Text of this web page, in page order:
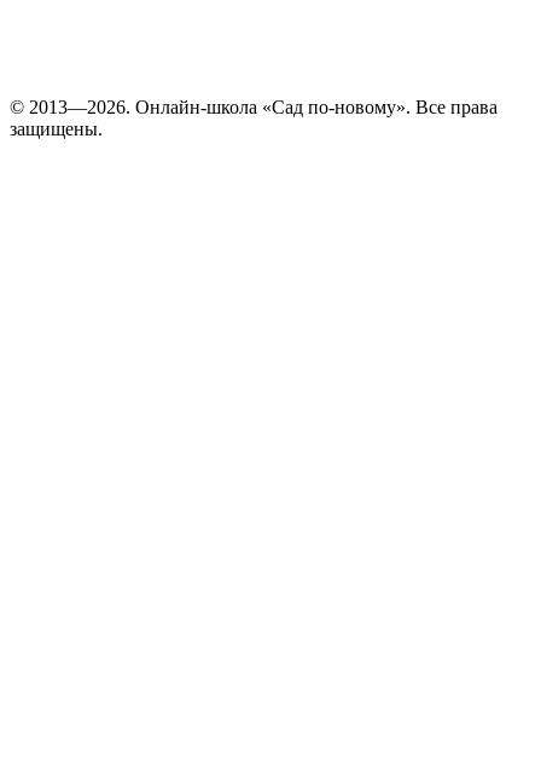
© 2013—2026. Онлайн-школа «Cад по-новому». Все права
защищены.